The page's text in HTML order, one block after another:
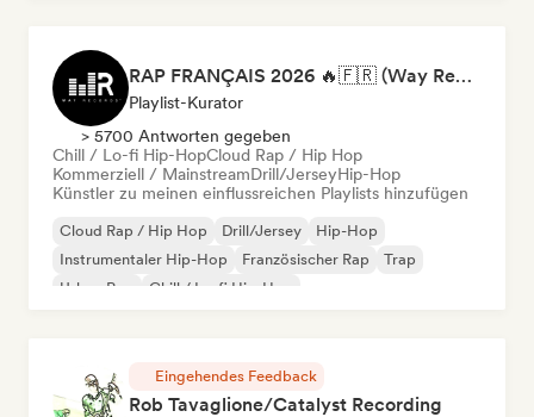
RAP FRANÇAIS 2026 🔥🇫🇷 (Way Records)
Playlist-Kurator
> 5700 Antworten gegeben
Chill / Lo-fi Hip-HopCloud Rap / Hip Hop
Kommerziell / MainstreamDrill/JerseyHip-Hop
Künstler zu meinen einflussreichen Playlists hinzufügen
Cloud Rap / Hip Hop Drill/Jersey
Hip-Hop
Instrumentaler Hip-Hop
Französischer Rap
Trap
Urban Pop
Chill / Lo-fi Hip-Hop
Eingehendes Feedback
Rob Tavaglione/Catalyst Recording